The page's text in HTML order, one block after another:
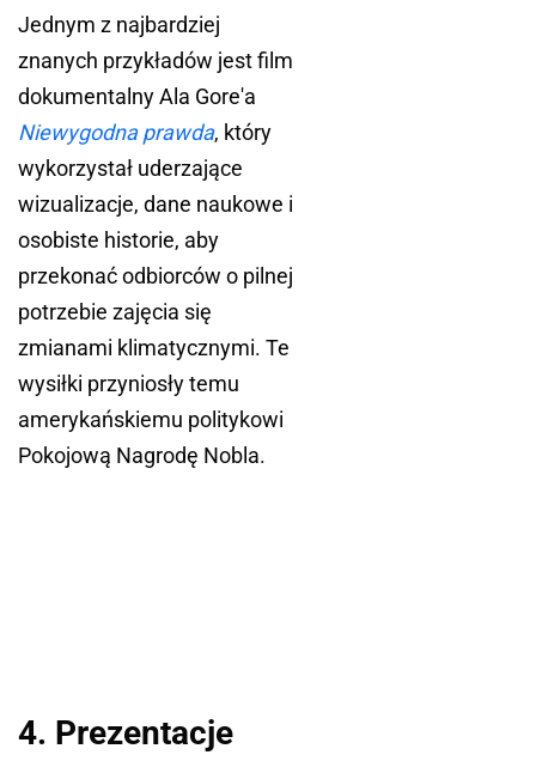
Jednym z najbardziej
znanych przykładów jest film
dokumentalny Ala Gore'a
Niewygodna prawda, który
wykorzystał uderzające
wizualizacje, dane naukowe i
osobiste historie, aby
przekonać odbiorców o pilnej
potrzebie zajęcia się
zmianami klimatycznymi. Te
wysiłki przyniosły temu
amerykańskiemu politykowi
Pokojową Nagrodę Nobla.
4. Prezentacje